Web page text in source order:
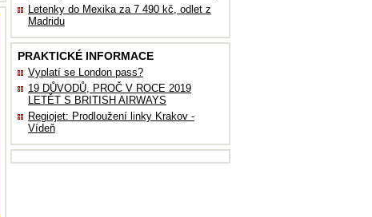
Letenky do Mexika za 7 490 kč, odlet z
Madridu
PRAKTICKÉ INFORMACE
Vyplatí se London pass?
19 DŮVODŮ, PROČ V ROCE 2019
LETĚT S BRITISH AIRWAYS
Regiojet: Prodloužení linky Krakov -
Vídeň